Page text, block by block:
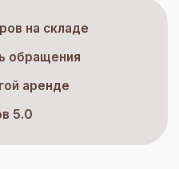
на складе
обращения
аренде
5.0